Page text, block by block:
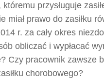
przysługuje
miał prawo do zasiłku
r. za cały okres
obliczać i wypłacać
Czy pracownik zawsze
chorobowego?